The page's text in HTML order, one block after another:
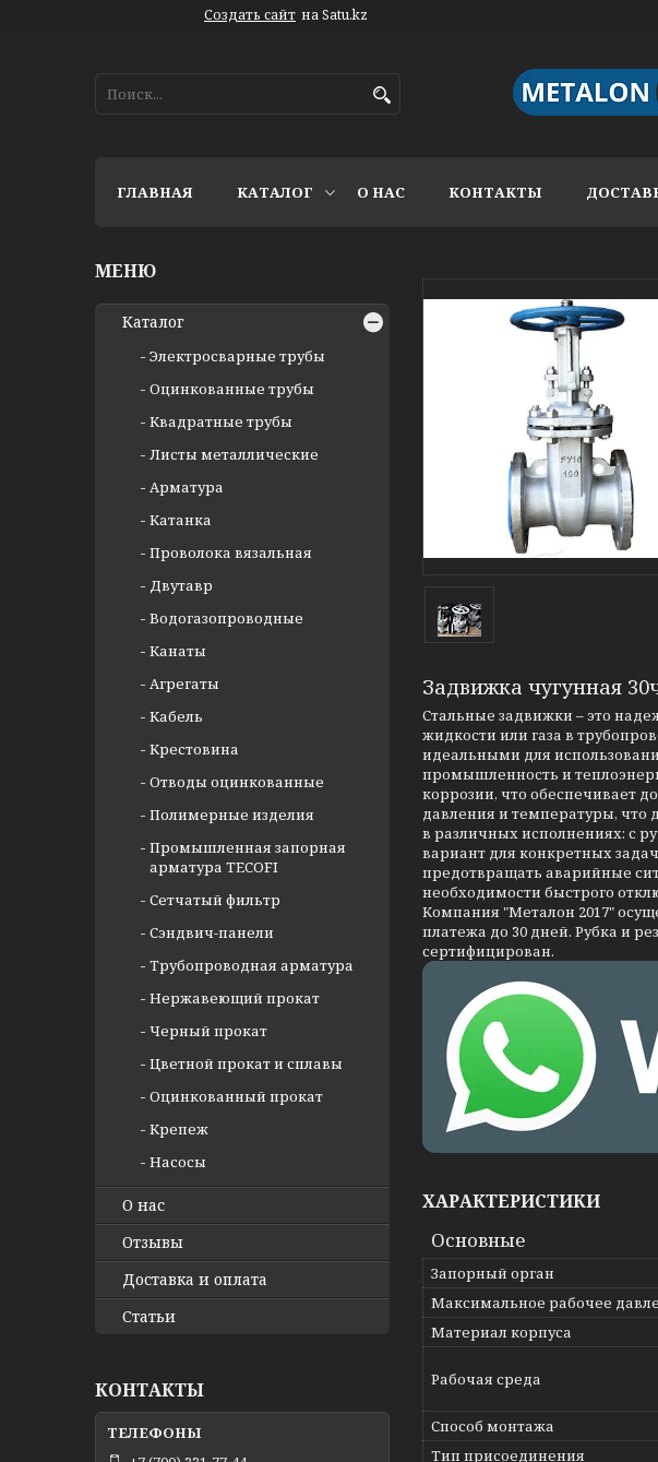
Создать сайт на Satu.kz
ГЛАВНАЯ КАТАЛОГ О НАС КОНТАКТЫ
Задвижка чугунная
Стальные задвижки – это
жидкости или газа в
идеальными для
промышленность и
коррозии, что обеспечивает
давления и температуры, что
в различных исполнениях: с
вариант для конкретных
предотвращать аварийные
необходимости быстрого
Компания "Металон 2017"
платежа до 30 дней. Рубка и
сертифицирован.
ХАРАКТЕРИСТИКИ
Основные
Запорный орган
Максимальное рабочее
Материал корпуса
Рабочая среда
Способ монтажа
Тип присоединения
Каталог
Электросварные трубы
Оцинкованные трубы
Квадратные трубы
Листы металлические
Арматура
Катанка
Проволока вязальная
Двутавр
Водогазопроводные
Канаты
Агрегаты
Кабель
Крестовина
Отводы оцинкованные
Полимерные изделия
Промышленная запорная
арматура TECOFI
Сетчатый фильтр
Сэндвич-панели
Трубопроводная арматура
Нержавеющий прокат
Черный прокат
Цветной прокат и сплавы
Оцинкованный прокат
Крепеж
Насосы
О нас
Отзывы
Доставка и оплата
Статьи
КОНТАКТЫ